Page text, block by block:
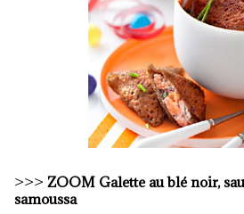
>>> ZOOM Galette au blé noir,
samoussa